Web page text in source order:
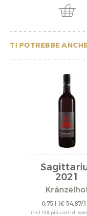
TI POTREBBE
2021
0,75 l (€ 54,87/
incl. IVA più costi di